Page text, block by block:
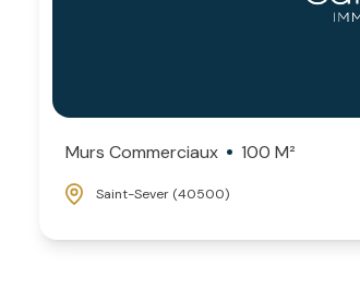
Murs Commerciaux 100 M²
Saint-Sever (40500)